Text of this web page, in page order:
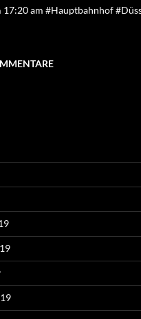
17:20 am #Hauptbahnhof